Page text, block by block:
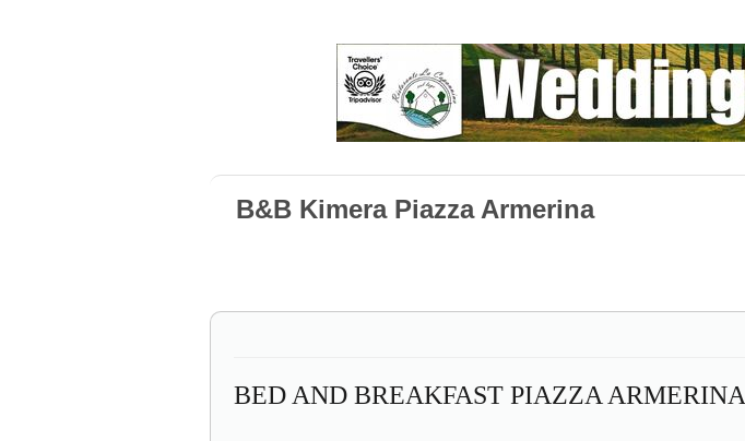
B&B Kimera Piazza Armerina
BED AND BREAKFAST PIAZZA ARMERINA